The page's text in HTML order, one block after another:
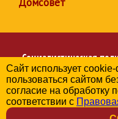
Социалистическая
Региональное
Политика в отношении
Сайт использует
пользоваться сайтом
согласие на обработку
соответствии с